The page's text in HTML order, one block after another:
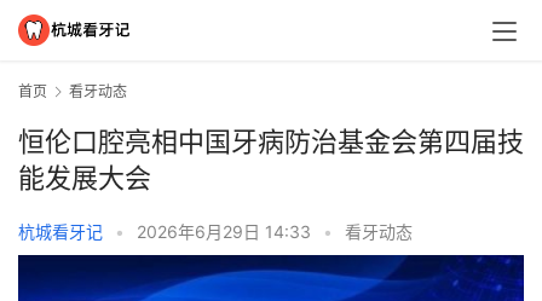
首页 看牙动态
恒伦口腔亮相中国牙病防治基金会第四届技
能发展大会
杭城看牙记 • 2026年6月29日 14:33 • 看牙动态